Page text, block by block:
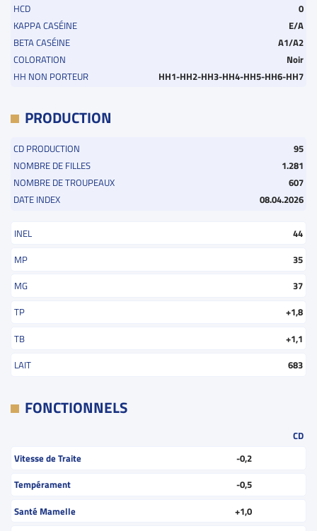
HCD
0
KAPPA CASÉINE
E/A
BETA CASÉINE
A1/A2
COLORATION
Noir
HH NON PORTEUR
HH1-HH2-HH3-HH4-HH5-HH6-HH7
PRODUCTION
CD PRODUCTION
95
NOMBRE DE FILLES
1.281
NOMBRE DE TROUPEAUX
607
DATE INDEX
08.04.2026
INEL
44
MP
35
MG
37
TP
+1,8
TB
+1,1
LAIT
683
FONCTIONNELS
CD
Vitesse de Traite
-0,2
Tempérament
-0,5
Santé Mamelle
+1,0